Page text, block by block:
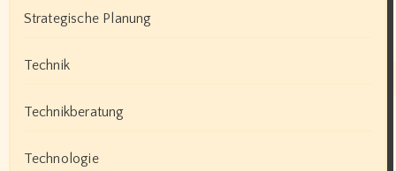
Strategische Planung
Technik
Technikberatung
Technologie